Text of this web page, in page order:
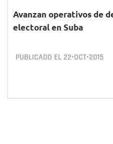
Avanzan operativos de
electoral en Suba
PUBLICADO EL 22•OCT•2015